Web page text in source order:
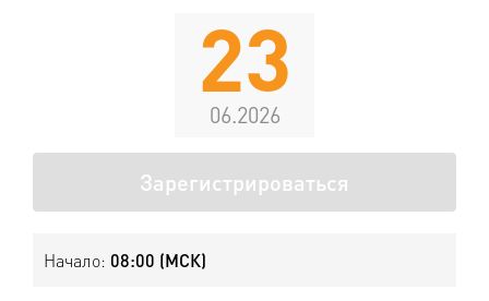
23
06.2026
Зарегистрироваться
Начало: 08:00 (МСК)